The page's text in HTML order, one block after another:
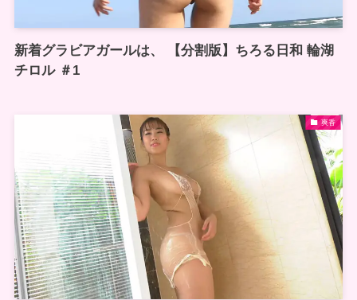
新着グラビアガールは、 【分割版】ちろる日和 輪湖
チロル ＃1
爽香